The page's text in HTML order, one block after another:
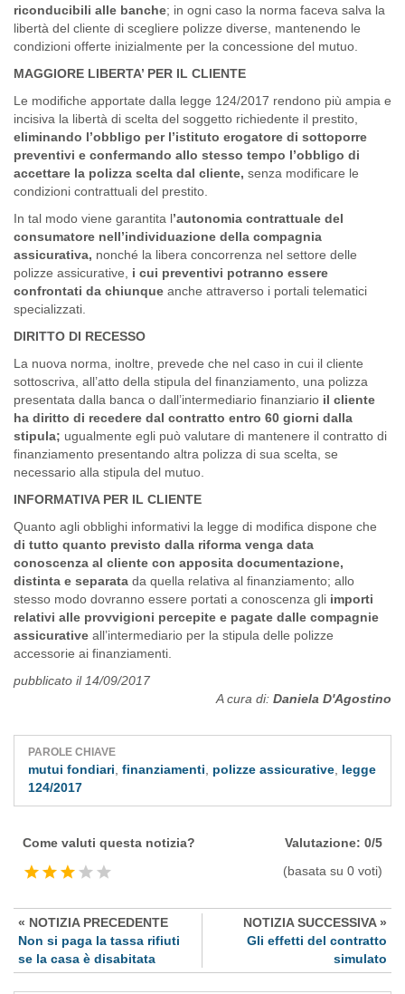
riconducibili alle banche; in ogni caso la norma faceva salva la
libertà del cliente di scegliere polizze diverse, mantenendo le
condizioni offerte inizialmente per la concessione del mutuo.
MAGGIORE LIBERTA’ PER IL CLIENTE
Le modifiche apportate dalla legge 124/2017 rendono più ampia e
incisiva la libertà di scelta del soggetto richiedente il prestito,
eliminando l’obbligo per l’istituto erogatore di sottoporre
preventivi e confermando allo stesso tempo l’obbligo di
accettare la polizza scelta dal cliente, senza modificare le
condizioni contrattuali del prestito.
In tal modo viene garantita l’autonomia contrattuale del
consumatore nell’individuazione della compagnia
assicurativa, nonché la libera concorrenza nel settore delle
polizze assicurative,
i cui preventivi potranno essere
confrontati da chiunque anche attraverso i portali telematici
specializzati.
DIRITTO DI RECESSO
La nuova norma, inoltre, prevede che nel caso in cui il cliente
sottoscriva, all’atto della stipula del finanziamento, una polizza
presentata dalla banca o dall’intermediario finanziario il cliente
ha diritto di recedere dal contratto entro 60 giorni dalla
stipula; ugualmente egli può valutare di mantenere il contratto di
finanziamento presentando altra polizza di sua scelta, se
necessario alla stipula del mutuo.
INFORMATIVA PER IL CLIENTE
Quanto agli obblighi informativi la legge di modifica dispone che
di tutto quanto previsto dalla riforma venga data
conoscenza al cliente con apposita documentazione,
distinta e separata da quella relativa al finanziamento; allo
stesso modo dovranno essere portati a conoscenza gli importi
relativi alle provvigioni percepite e pagate dalle compagnie
assicurative all’intermediario per la stipula delle polizze
accessorie ai finanziamenti.
pubblicato il 14/09/2017
A cura di: Daniela D'Agostino
PAROLE CHIAVE
mutui fondiari finanziamenti polizze assicurative legge
124/2017
Come valuti questa notizia?
Valutazione: 0/5
(basata su 0 voti)
« NOTIZIA PRECEDENTE
Non si paga la tassa rifiuti
se la casa è disabitata
NOTIZIA SUCCESSIVA »
Gli effetti del contratto
simulato